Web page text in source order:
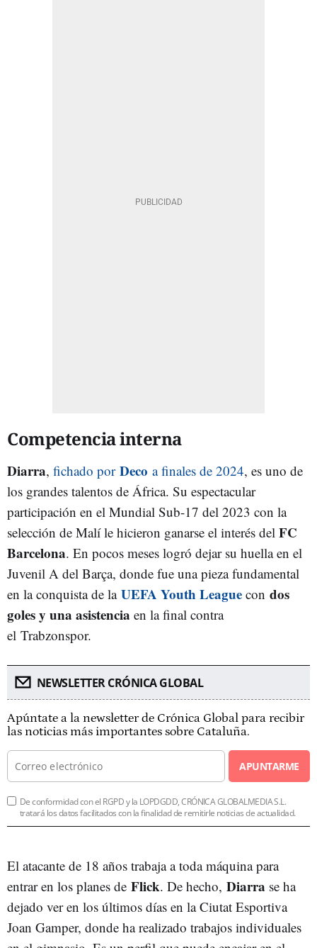
Competencia interna
Diarra, fichado por Deco a finales de 2024, es uno de
los grandes talentos de África. Su espectacular
participación en el Mundial Sub-17 del 2023 con la
selección de Malí le hicieron ganarse el interés del FC
Barcelona. En pocos meses logró dejar su huella en el
Juvenil A del Barça, donde fue una pieza fundamental
en la conquista de la UEFA Youth League con dos
goles y una asistencia en la final contra
el Trabzonspor.
NEWSLETTER CRÓNICA GLOBAL
Apúntate a la newsletter de Crónica Global para recibir
las noticias más importantes sobre Cataluña.
APUNTARME
De conformidad con el RGPD y la LOPDGDD, CRÓNICA GLOBALMEDIA S.L.
tratará los datos facilitados con la finalidad de remitirle noticias de actualidad.
El atacante de 18 años trabaja a toda máquina para
entrar en los planes de Flick. De hecho, Diarra se ha
dejado ver en los últimos días en la Ciutat Esportiva
Joan Gamper, donde ha realizado trabajos individuales